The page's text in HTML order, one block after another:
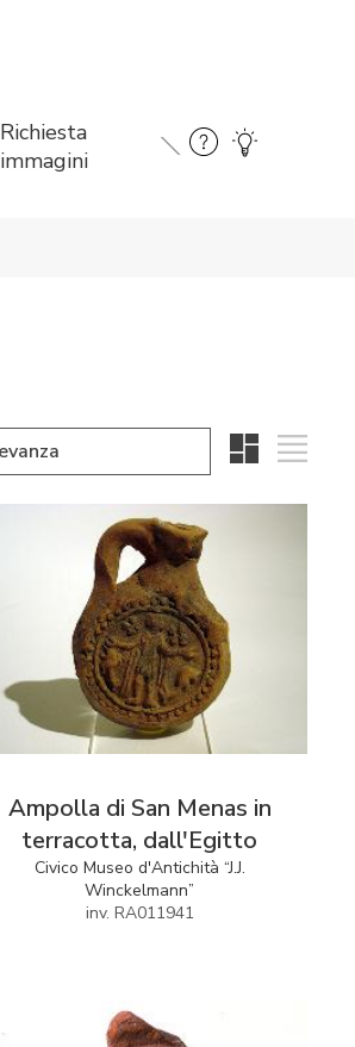
Richiesta
immagini
Ampolla di San Menas in
terracotta, dall'Egitto
Civico Museo d'Antichità “J.J.
Winckelmann”
inv. RA011941